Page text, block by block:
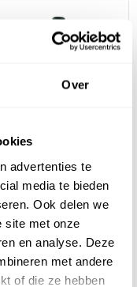
Over
advertenties te
media te bieden
Ook delen we
site met onze
en analyse. Deze
met andere
of die ze hebben
Inbouwdoos - 40mm-
Att.U40 - buisinvoer
Ø16mm- 5/8